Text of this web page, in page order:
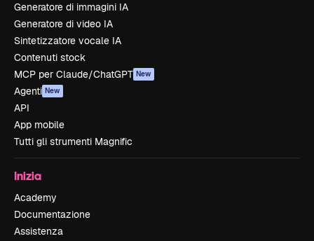
Generatore di immagini IA
Generatore di video IA
Sintetizzatore vocale IA
Contenuti stock
MCP per Claude/ChatGPT New
Agenti New
API
App mobile
Tutti gli strumenti Magnific
Inizia
Academy
Documentazione
Assistenza